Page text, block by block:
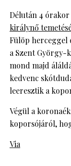
Délután 4
királynő
Fülöp herceggel
a Szent György-
mond majd
kedvenc
leeresztik a
Végül a
koporsójáról,
Via